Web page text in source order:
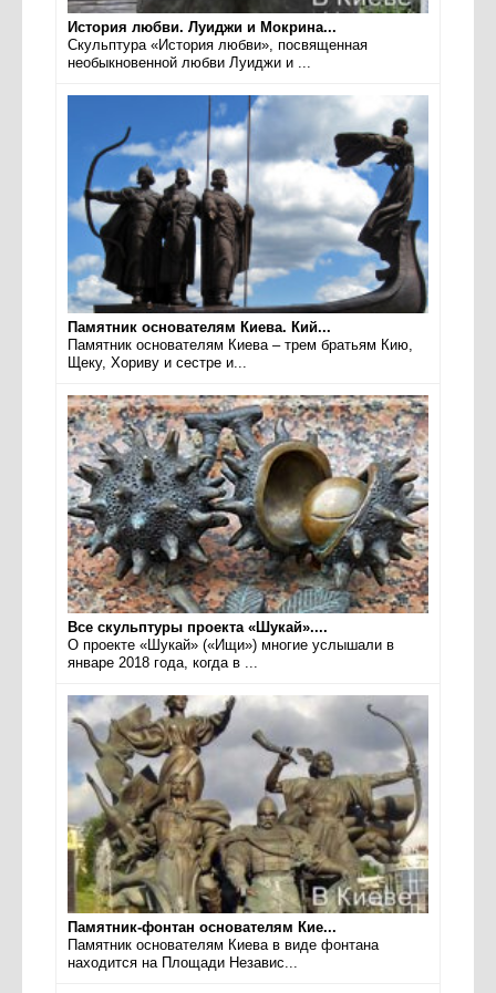
История любви. Луиджи и Мокрина...
Скульптура «История любви», посвященная
необыкновенной любви Луиджи и ...
Памятник основателям Киева. Кий...
Памятник основателям Киева – трем братьям Кию,
Щеку, Хориву и сестре и...
Все скульптуры проекта «Шукай»....
О проекте «Шукай» («Ищи») многие услышали в
январе 2018 года, когда в ...
Памятник-фонтан основателям Кие...
Памятник основателям Киева в виде фонтана
находится на Площади Независ...